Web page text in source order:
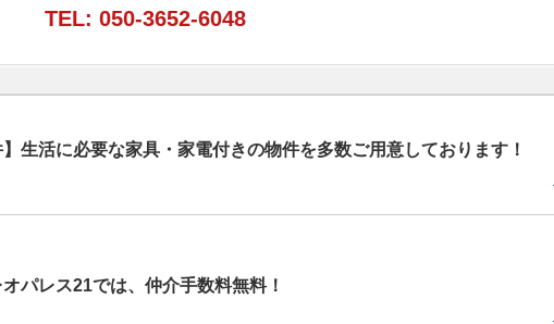
TEL: 050-3652-6048
】生活に必要な家具・家電付きの物件を多数ご用意しております！
パレス21では、仲介手数料無料！